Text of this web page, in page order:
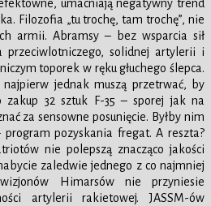
umacniają negatywny trend
Filozofia „tu trochę, tam trochę”, nie
armii. Abramsy – bez wsparcia sił
przeciwlotniczego, solidnej artylerii i
toporek w ręku głuchego ślepca.
jednak muszą przetrwać, by
32 sztuk F-35 – sporej jak na
za sensowne posunięcie. Byłby nim
pozyskania fregat. A reszta?
nie polepszą znacząco jakości
zaledwie jednego z co najmniej
Himarsów nie przyniesie
artylerii rakietowej. JASSM-ów